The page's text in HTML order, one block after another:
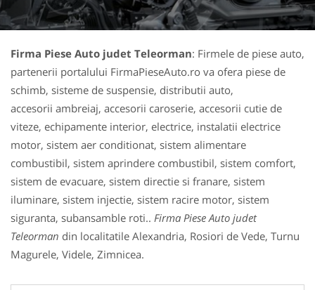
Firma Piese Auto judet Teleorman: Firmele de piese auto,
partenerii portalului FirmaPieseAuto.ro va ofera piese de
schimb, sisteme de suspensie, distributii auto,
accesorii ambreiaj, accesorii caroserie, accesorii cutie de
viteze, echipamente interior, electrice, instalatii electrice
motor, sistem aer conditionat, sistem alimentare
combustibil, sistem aprindere combustibil, sistem comfort,
sistem de evacuare, sistem directie si franare, sistem
iluminare, sistem injectie, sistem racire motor, sistem
siguranta, subansamble roti.. Firma Piese Auto judet
Teleorman din localitatile Alexandria, Rosiori de Vede, Turnu
Magurele, Videle, Zimnicea.